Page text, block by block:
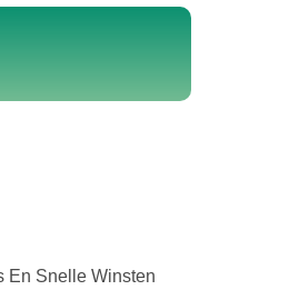
En Snelle Winsten